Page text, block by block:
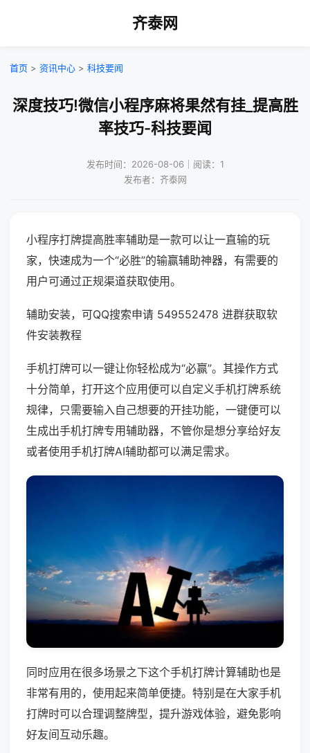
齐泰网
首页 > 资讯中心 > 科技要闻
深度技巧!微信小程序麻将果然有挂_提高胜
率技巧-科技要闻
发布时间：2026-08-06｜阅读：1
发布者：齐泰网
小程序打牌提高胜率辅助是一款可以让一直输的玩
家，快速成为一个“必胜”的输赢辅助神器，有需要的
用户可通过正规渠道获取使用。
辅助安装，可QQ搜索申请 549552478 进群获取软
件安装教程
手机打牌可以一键让你轻松成为“必赢”。其操作方式
十分简单，打开这个应用便可以自定义手机打牌系统
规律，只需要输入自己想要的开挂功能，一键便可以
生成出手机打牌专用辅助器，不管你是想分享给好友
或者使用手机打牌AI辅助都可以满足需求。
同时应用在很多场景之下这个手机打牌计算辅助也是
非常有用的，使用起来简单便捷。特别是在大家手机
打牌时可以合理调整牌型，提升游戏体验，避免影响
好友间互动乐趣。